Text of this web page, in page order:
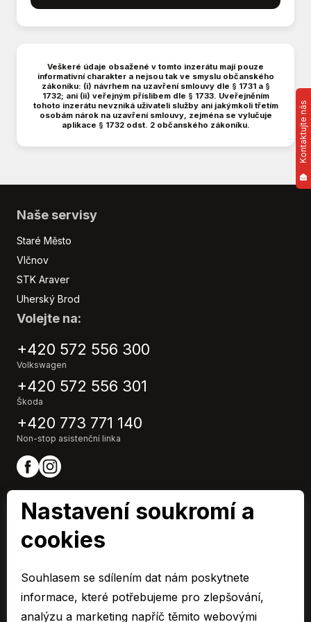
Digitální příjem rádia (DAB)
Dotykové ovládání palubního počítače
El. sklopná zrcátka
Hlídání jízdního pruhu
Hlídání mrtvého úhlu
Imobilizér
Mlhovky
Nouzové brzdění (PEBS)
Originál autorádio
Parkovací asistent
Parkovací kamera
Parkovací senzory zadní
Plní 'EURO VI'
Protiprokluzový systém kol (ASR)
Přední světla LED
Sledování únavy řidiče
Stabilizace podvozku (ESP)
Startování tlačítkem
Třízónová klimatizace
Venkovní teploměr
Vnitřní teploměr
Vyhřívaná sedadla
Vyhřívaná zrcátka
Vyhřívané trysky ostřikovačů čelního skla
Výškově nastavitelná sedadla
Zadní loketní opěrka
Zadní stěrač
Veškeré údaje obsažené v tomto inzerátu mají pouze
informativní charakter a nejsou tak ve smyslu občanského
zákoníku: (i) návrhem na uzavření smlouvy dle § 1731 a §
1732; ani (ii) veřejným příslibem dle § 1733. Uveřejněním
tohoto inzerátu nevzniká uživateli služby ani jakýmkoli třetím
osobám nárok na uzavření smlouvy, zejména se vylučuje
aplikace § 1732 odst. 2 občanského zákoníku.
Společnost je zapsaná u Krajského soudu v Brně, oddíl C 15795
© 2026 Všechna práva vyhrazena.
Naše servisy
Staré Město
Vlčnov
STK Araver
Uherský Brod
Volejte na:
+420 572 556 300
Volkswagen
+420 572 556 301
Škoda
+420 773 771 140
Non-stop asistenční linka
Kontaktujte nás
Nastavení soukromí a
cookies
Souhlasem se sdílením dat nám poskytnete
informace, které potřebujeme pro zlepšování,
analýzu a marketing napříč těmito webovými